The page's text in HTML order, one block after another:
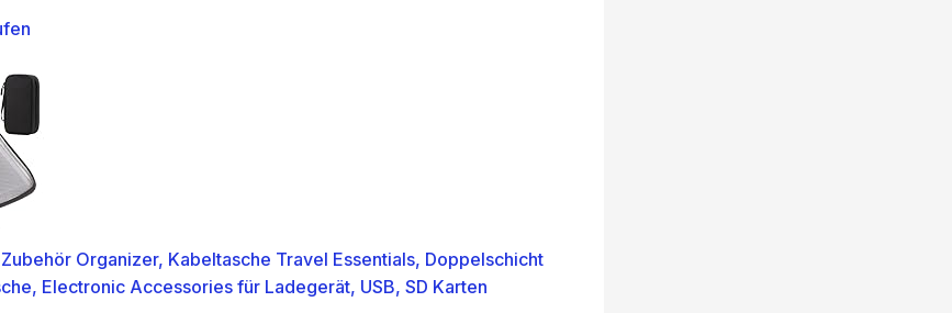
Organizer, Kabeltasche Travel Essentials, Doppelschicht
Electronic Accessories für Ladegerät, USB, SD Karten